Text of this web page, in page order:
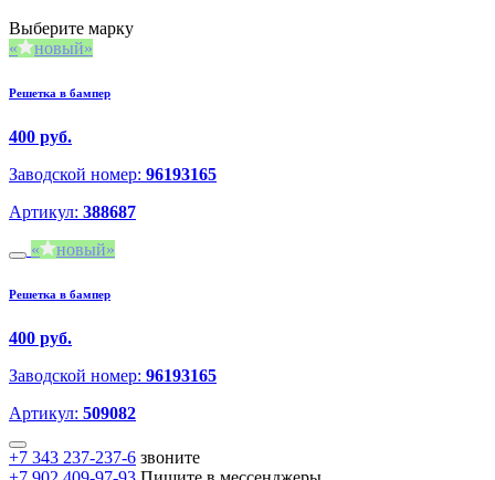
Выберите марку
новый
Решетка в бампер
400 руб.
Заводской номер: 96193165
Артикул: 388687
новый
Решетка в бампер
400 руб.
Заводской номер: 96193165
Артикул: 509082
+7 343 237-237-6 звоните